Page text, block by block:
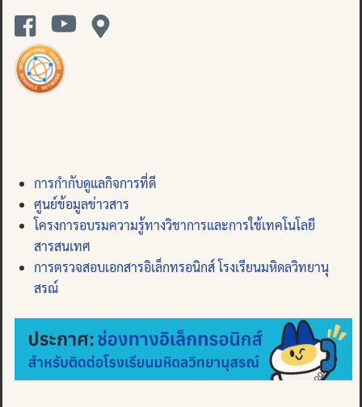
for:
การกำกับดูแลกิจการที่ดี
ศูนย์ข้อมูลข่าวสาร
โครงการอบรมความรู้ทางวิชาการและการใช้เทคโนโลยี
สารสนเทศ
การตรวจสอบเอกสารอิเล็กทรอนิกส์ โรงเรียนมหิดลวิทยานุ
สรณ์